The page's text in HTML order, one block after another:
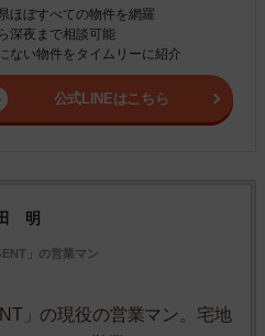
ほぼすべての物件を網羅
深夜まで相談可能
ない物件をタイムリーに紹介
公式LINEはこちら
明
」の営業マン
」の現役の営業マン。宅地